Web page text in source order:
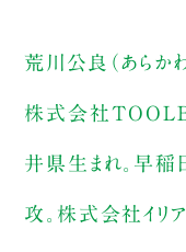
荒川公良（あらかわ
株式会社
井県生まれ。早
攻。株式会社イリ